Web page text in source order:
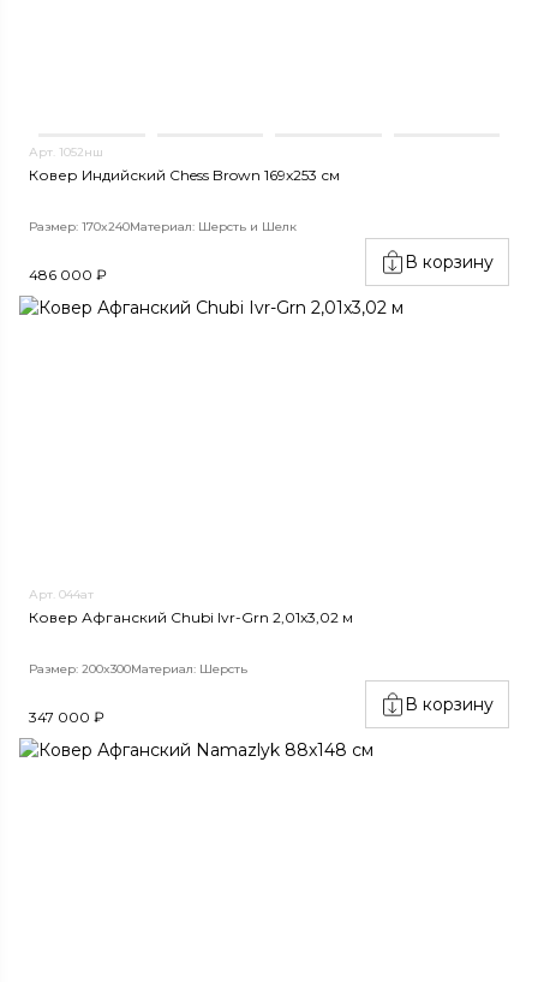
Арт. 1052нш
Ковер Индийский Сhess Brown 169x253 см
Размер: 170x240Материал: Шерсть и Шелк
486 000 ₽
В корзину
Арт. 044ат
Ковер Афганский Chubi Ivr-Grn 2,01x3,02 м
Размер: 200x300Материал: Шерсть
347 000 ₽
В корзину